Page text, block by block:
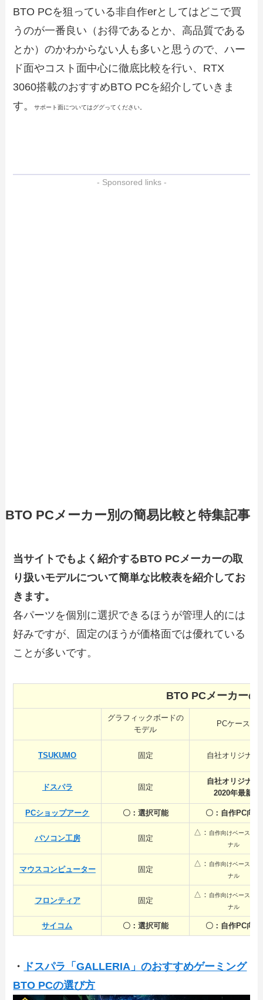
BTO PCを狙っている非自作erとしてはどこで買
うのが一番良い（お得であるとか、高品質である
とか）のかわからない人も多いと思うので、ハー
ド面やコスト面中心に徹底比較を行い、RTX
3060搭載のおすすめBTO PCを紹介していきま
す。サポート面についてはググってください。
- Sponsored links -
BTO PCメーカー別の簡易比較と特集記事
当サイトでもよく紹介するBTO PCメーカーの取
り扱いモデルについて簡単な比較表を紹介してお
きます。
各パーツを個別に選択できるほうが管理人的には
好みですが、固定のほうが価格面では優れている
ことが多いです。
BTO PCメーカーの
グラフィックボードの
モデル
PCケース
TSUKUMO 固定 自社オリジナル
ドスパラ 固定
自社オリジナル
2020年最新
PCショップアーク 〇：選択可能 〇：自作PC向け
パソコン工房 固定
△： 自作向けベースのオ
ナル
マウスコンピューター 固定
△： 自作向けベースのオ
ナル
フロンティア 固定
△： 自作向けベースのオ
ナル
サイコム 〇：選択可能 〇：自作PC向け
・ ドスパラ「GALLERIA」のおすすめゲーミング
BTO PCの選び方